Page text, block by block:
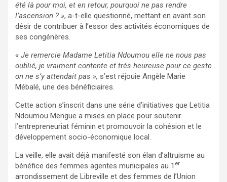
été là pour moi, et en retour, pourquoi ne pas rendre
l’ascension ? », a-t-elle questionné, mettant en avant son
désir de contribuer à l’essor des activités économiques de
ses congénères.
« Je remercie Madame Letitia Ndoumou elle ne nous pas
oublié, je vraiment contente et très heureuse pour ce geste
on ne s’y attendait pas », s’est réjouie Angèle Marie
Mébalé, une des bénéficiaires.
Cette action s’inscrit dans une série d’initiatives que Letitia
Ndoumou Mengue a mises en place pour soutenir
l’entrepreneuriat féminin et promouvoir la cohésion et le
développement socio-économique local.
La veille, elle avait déjà manifesté son élan d’altruisme au
bénéfice des femmes agentes municipales au 1 er
arrondissement de Libreville et des femmes de l’Union